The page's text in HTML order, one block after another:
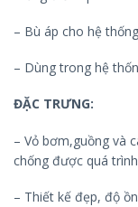
– Bù áp cho hệ
– Dùng trong hệ
ĐẶC TRƯNG:
– Vỏ bơm,guồng và
chống được quá
– Thiết kế đẹp, độ